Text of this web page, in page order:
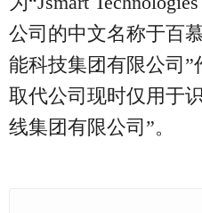
公司的中文名称于百
能科技集团有限公司
取代公司现时仅用于
线集团有限公司”。